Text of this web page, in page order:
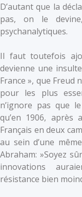
D’autant que la
pas, on le
psychanalytiques.
Il faut toutefois
devienne une
France », que Freud
pour les plus
n’ignore pas que
qu’en 1906, après
Français en deux
au sein d’une
Abraham: »Soyez
innovations
résistance bien